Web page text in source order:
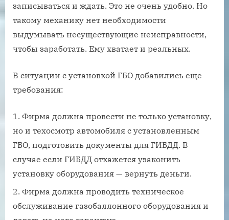
записываться и ждать. Это не очень удобно. Но
такому механику нет необходимости
выдумывать несуществующие неисправности,
чтобы заработать. Ему хватает и реальных.
В ситуации с установкой ГБО добавились еще
требования:
Фирма должна провести не только установку,
но и техосмотр автомобиля с установленным
ГБО, подготовить документы для ГИБДД. В
случае если ГИБДД откажется узаконить
установку оборудования — вернуть деньги.
Фирма должна проводить техническое
обслуживание газобаллонного оборудования и